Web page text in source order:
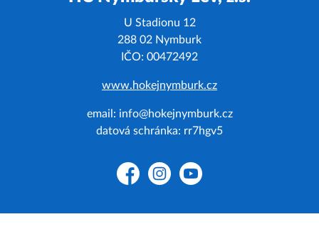
U Stadionu 12
288 02 Nymburk
IČO: 00472492
www.hokejnymburk.cz
email: info@hokejnymburk.cz
datová schránka: rr7hgv5
FacebookInstagramYouTube